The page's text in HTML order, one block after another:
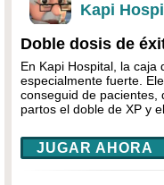
Kapi
Doble dosis de
En Kapi Hospital, la caja
especialmente fuerte.
conseguid de pacientes,
partos el doble de XP y
JUGAR AHORA